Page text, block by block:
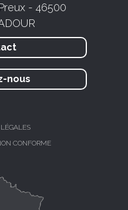
- 46500
nous
CONFORME